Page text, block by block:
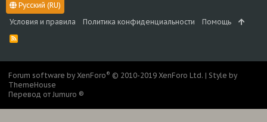
Русский (RU)
Условия и правила
Политика конфиденциальности Помощь
R
Forum software by XenForo® © 2010-2019 XenForo Ltd. | Style by
ThemeHouse
Перевод от Jumuro ®